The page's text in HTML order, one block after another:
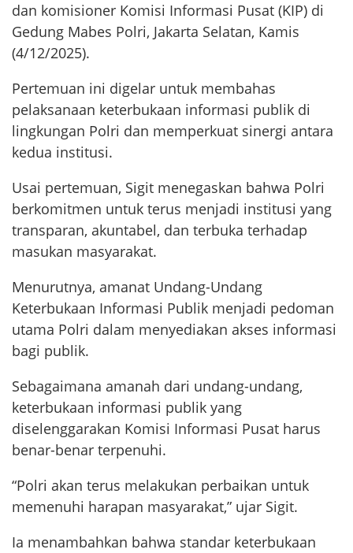
dan komisioner Komisi Informasi Pusat (KIP) di
Gedung Mabes Polri, Jakarta Selatan, Kamis
(4/12/2025).
Pertemuan ini digelar untuk membahas
pelaksanaan keterbukaan informasi publik di
lingkungan Polri dan memperkuat sinergi antara
kedua institusi.
Usai pertemuan, Sigit menegaskan bahwa Polri
berkomitmen untuk terus menjadi institusi yang
transparan, akuntabel, dan terbuka terhadap
masukan masyarakat.
Menurutnya, amanat Undang-Undang
Keterbukaan Informasi Publik menjadi pedoman
utama Polri dalam menyediakan akses informasi
bagi publik.
Sebagaimana amanah dari undang-undang,
keterbukaan informasi publik yang
diselenggarakan Komisi Informasi Pusat harus
benar-benar terpenuhi.
“Polri akan terus melakukan perbaikan untuk
memenuhi harapan masyarakat,” ujar Sigit.
Ia menambahkan bahwa standar keterbukaan